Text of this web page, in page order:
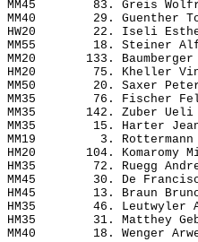
MM45        83. Greis
MM40        29.
HW20        22. Iseli
MM55        18. Steiner
MM20       133.
HM20        75. Kheller
MM50        20. Saxer
MM35        76. Fischer
MM35       142. Zuber
MM35        15. Harter
MM19         3.
HM20       104.
HM35        72. Ruegg
MM45        30. De
HM45        13. Braun
HM35        46.
HM35        31. Matthey
MM40        18. Wenger